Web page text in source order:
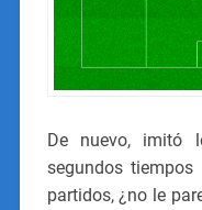
De nuevo, imitó
segundos
partidos, ¿no le